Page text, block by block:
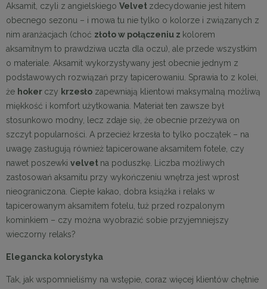
Aksamit, czyli z angielskiego Velvet zdecydowanie jest hitem
obecnego sezonu – i mowa tu nie tylko o kolorze i związanych z
nim aranżacjach (choć złoto w połączeniu z kolorem
aksamitnym to prawdziwa uczta dla oczu), ale przede wszystkim
o materiale. Aksamit wykorzystywany jest obecnie jednym z
podstawowych rozwiązań przy tapicerowaniu. Sprawia to z kolei,
że hoker czy krzesło zapewniają klientowi maksymalną możliwą
miękkość i komfort użytkowania. Materiał ten zawsze był
stosunkowo modny, lecz zdaje się, że obecnie przeżywa on
szczyt popularności. A przecież krzesła to tylko początek – na
uwagę zasługują również tapicerowane aksamitem fotele, czy
nawet poszewki velvet na poduszkę. Liczba możliwych
zastosowań aksamitu przy wykończeniu wnętrza jest wprost
nieograniczona. Ciepłe kakao, dobra książka i relaks w
tapicerowanym aksamitem fotelu, tuż przed rozpalonym
kominkiem – czy można wyobrazić sobie przyjemniejszy
wieczorny relaks?
Elegancka kolorystyka
Tak, jak wspomnieliśmy na wstępie, coraz więcej klientów chętnie